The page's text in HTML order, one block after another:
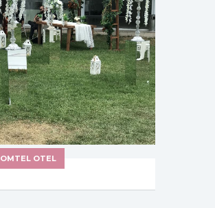
OMTEL OTEL